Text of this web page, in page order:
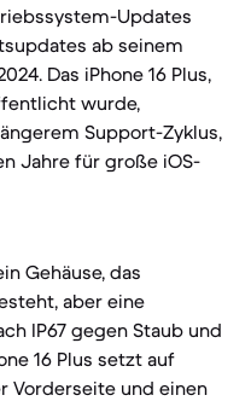
Updates
ab seinem
Das iPhone 16 Plus,
wurde,
Support-Zyklus,
Jahre für große iOS-
Gehäuse, das
aber eine
IP67 gegen Staub und
16 Plus setzt auf
Vorderseite und einen